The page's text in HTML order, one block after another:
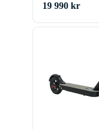
19 990 kr